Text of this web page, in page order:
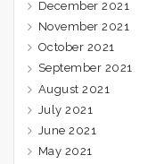
December 2021
November 2021
October 2021
September 2021
August 2021
July 2021
June 2021
May 2021